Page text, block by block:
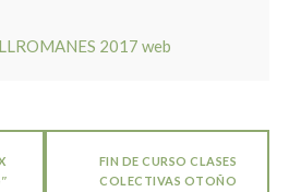
2017 web
FIN DE CURSO CLASES
COLECTIVAS OTOÑO